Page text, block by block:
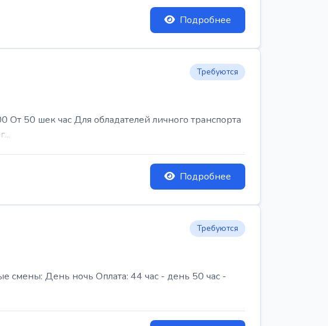
Подробнее
Требуются
шек час Для обладателей личного транспорта
Подробнее
Требуются
День ночь Оплата: 44 час - день 50 час -